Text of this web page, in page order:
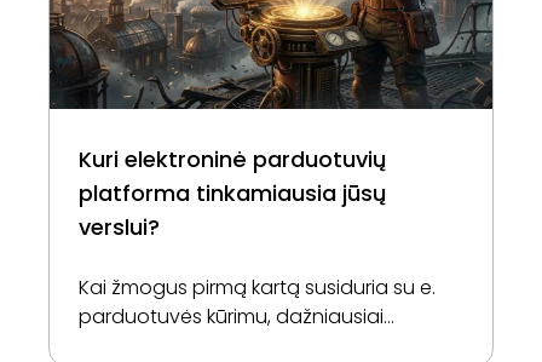
Kuri elektroninė parduotuvių
platforma tinkamiausia jūsų
verslui?
Kai žmogus pirmą kartą susiduria su e.
parduotuvės kūrimu, dažniausiai